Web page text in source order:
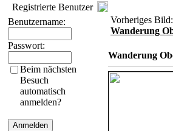
Registrierte Benutzer
Benutzername:
Passwort:
Beim nächsten
Besuch
automatisch
anmelden?
Vorheriges Bild:
Wanderung
Wanderung